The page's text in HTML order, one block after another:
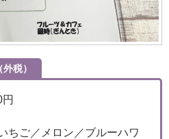
税）
ちご／メロン／ブルーハワ